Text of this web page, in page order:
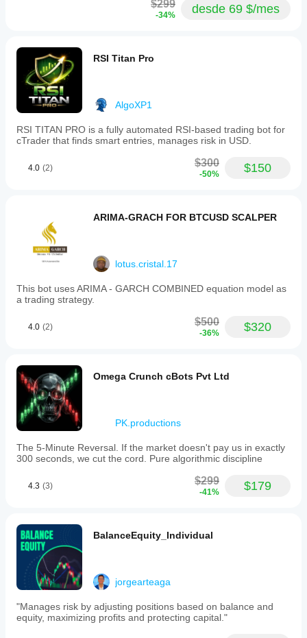
$299
-34% desde 69 $/mes
RSI Titan Pro
AlgoXP1
RSI TITAN PRO is a fully automated RSI-based trading bot for
cTrader that finds smart entries, manages risk in USD.
4.0 (2) $300
-50% $150
ARIMA-GRACH FOR BTCUSD SCALPER
lotus.cristal.17
This bot uses ARIMA - GARCH COMBINED equation model as
a trading strategy.
4.0 (2) $500
-36% $320
Omega Crunch cBots Pvt Ltd
PK.productions
The 5-Minute Reversal. If the market doesn't pay us in exactly
300 seconds, we cut the cord. Pure algorithmic discipline
4.3 (3) $299
-41% $179
BalanceEquity_Individual
jorgearteaga
"Manages risk by adjusting positions based on balance and
equity, maximizing profits and protecting capital."